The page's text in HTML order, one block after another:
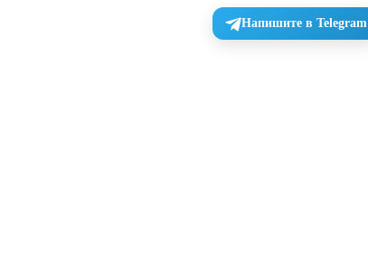
Напишите в Telegram